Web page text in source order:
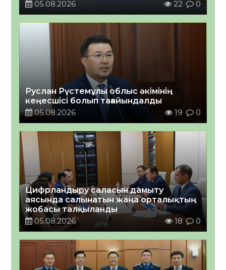
05.08.2026 22 0
Руслан Рүстемұлы облыс әкімінің
кеңесшісі болып тағайындалды
05.08.2026
19 0
Цифрландыру саласын дамыту
аясында салынатын жаңа орталықтың
жобасы талқыланды
05.08.2026
18 0